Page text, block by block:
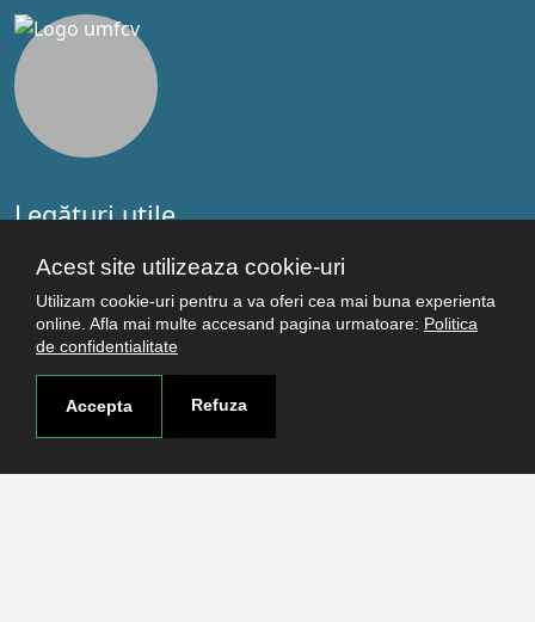
Acest site utilizeaza cookie-uri
Utilizam cookie-uri pentru a va oferi cea mai buna experienta
online. Afla mai multe accesand pagina urmatoare: Politica
de confidentialitate
Accepta Refuza
Legături utile
Facultăţi
Cercetare
Termeni şi condiţii
Politica de confidenţialitate
Autentificare